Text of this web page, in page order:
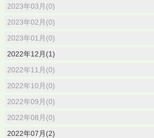
2023年03月(0)
2023年02月(0)
2023年01月(0)
2022年12月(1)
2022年11月(0)
2022年10月(0)
2022年09月(0)
2022年08月(0)
2022年07月(2)